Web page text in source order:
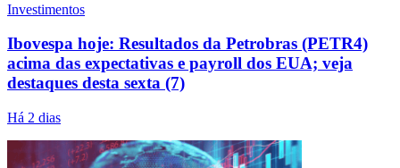
Investimentos
Ibovespa hoje: Resultados da Petrobras (PETR4)
acima das expectativas e payroll dos EUA; veja
destaques desta sexta (7)
Há 2 dias